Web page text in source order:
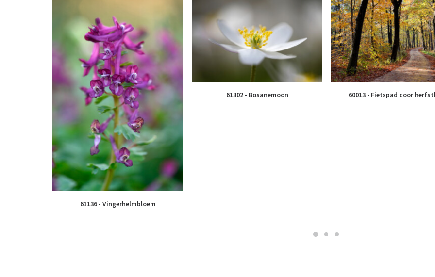
61136 - Vingerhelmbloem
61302 - Bosanemoon 60013 - Fietspad door